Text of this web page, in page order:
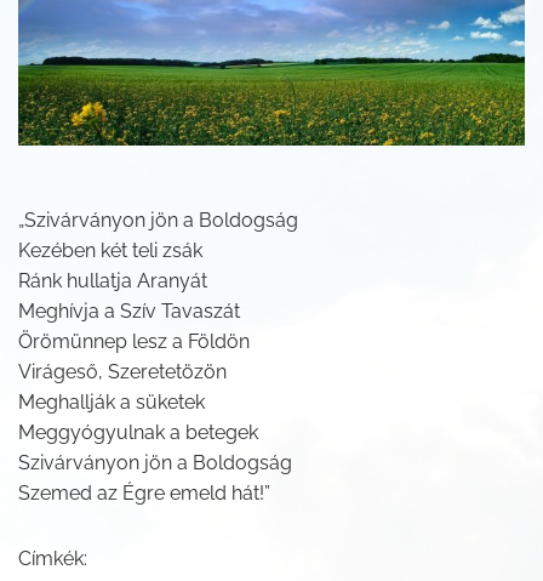
„Szivárványon jön a Boldogság
Kezében két teli zsák
Ránk hullatja Aranyát
Meghívja a Szív Tavaszát
Örömünnep lesz a Földön
Virágeső, Szeretetözön
Meghallják a süketek
Meggyógyulnak a betegek
Szivárványon jön a Boldogság
Szemed az Égre emeld hát!”
Címkék: